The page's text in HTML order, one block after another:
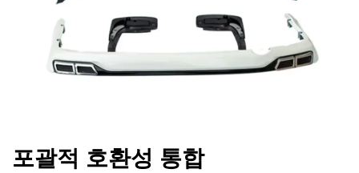
포괄적 호환성 통합